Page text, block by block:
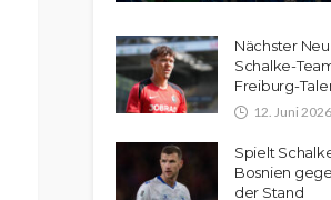
Nächster
Schalke-
Freiburg-
12. Juni 2026
Spielt
Bosnien
der Stand